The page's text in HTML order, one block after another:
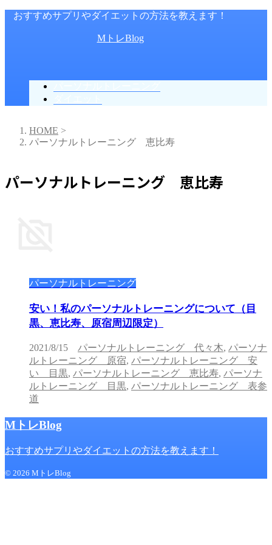
おすすめサプリやダイエットの方法を教えます！
MトレBlog
HOME >
パーソナルトレーニング 恵比寿
パーソナルトレーニング 恵比寿
パーソナルトレーニング
安い！私のパーソナルトレーニングについて（目
黒、恵比寿、原宿周辺限定）
2021/8/15 パーソナルトレーニング 代々木, パーソナ
ルトレーニング 原宿, パーソナルトレーニング 安
い 目黒, パーソナルトレーニング 恵比寿, パーソナ
ルトレーニング 目黒, パーソナルトレーニング 表参
道
MトレBlog
おすすめサプリやダイエットの方法を教えます！
© 2026 MトレBlog